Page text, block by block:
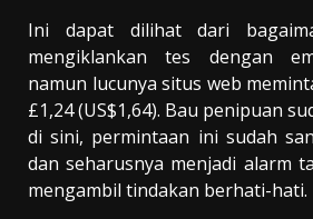
Ini dapat dilihat dari
mengiklankan tes dengan
namun lucunya situs web
£1,24 (US$1,64). Bau penipuan
di sini, permintaan ini sudah
dan seharusnya menjadi alarm
mengambil tindakan berhati-hati.